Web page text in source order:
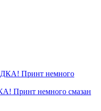
Принт немного смазан